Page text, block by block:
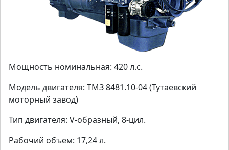
Мощность номинальная: 420 л.с.
Модель двигателя: ТМЗ 8481.10-04 (Тутаевский
моторный завод)
Тип двигателя: V-образный, 8-цил.
Рабочий объем: 17,24 л.